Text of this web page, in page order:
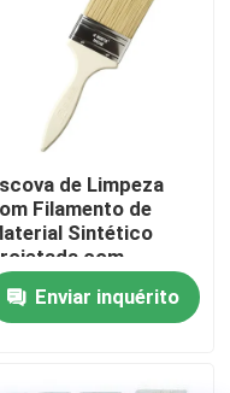
de Limpeza
Filamento de
Sintético
com
de Escova de
de Poliéster
Garantindo a
Enviar inquérito